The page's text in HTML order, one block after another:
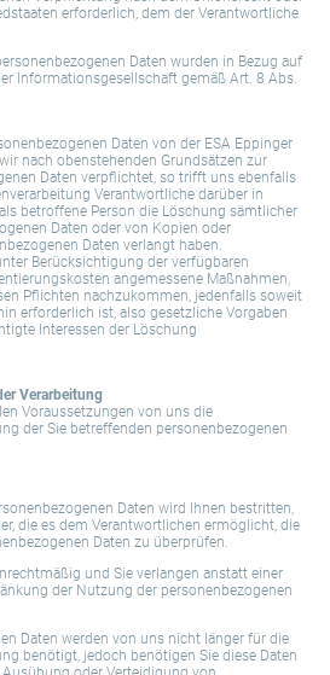
erforderlich, dem der Verantwortliche
Daten wurden in Bezug auf
Informationsgesellschaft gemäß Art. 8 Abs.
Daten von der ESA Eppinger
nach obenstehenden Grundsätzen zur
Daten verpflichtet, so trifft uns ebenfalls
Verantwortliche darüber in
betroffene Person die Löschung sämtlicher
Daten oder von Kopien oder
Daten verlangt haben.
Berücksichtigung der verfügbaren
angemessene Maßnahmen,
Pflichten nachzukommen, jedenfalls soweit
erforderlich ist, also gesetzliche Vorgaben
Interessen der Löschung
Verarbeitung
Voraussetzungen von uns die
der Sie betreffenden personenbezogenen
Daten wird Ihnen bestritten,
die es dem Verantwortlichen ermöglicht, die
Daten zu überprüfen.
und Sie verlangen anstatt einer
der Nutzung der personenbezogenen
Daten werden von uns nicht länger für die
benötigt, jedoch benötigen Sie diese Daten